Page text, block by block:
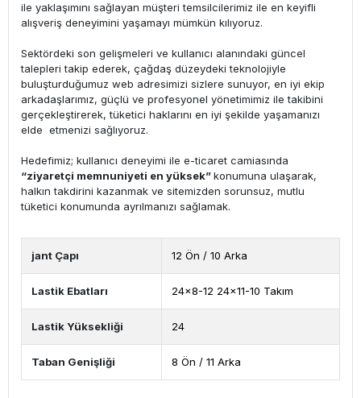
ile yaklaşımını sağlayan müşteri temsilcilerimiz ile en keyifli
alışveriş deneyimini yaşamayı mümkün kılıyoruz.
Sektördeki son gelişmeleri ve kullanıcı alanındaki güncel
talepleri takip ederek, çağdaş düzeydeki teknolojiyle
buluşturduğumuz web adresimizi sizlere sunuyor, en iyi ekip
arkadaşlarımız, güçlü ve profesyonel yönetimimiz ile takibini
gerçekleştirerek, tüketici haklarını en iyi şekilde yaşamanızı
elde etmenizi sağlıyoruz.
Hedefimiz; kullanıcı deneyimi ile e-ticaret camiasında
“ziyaretçi memnuniyeti en yüksek”konumuna ulaşarak,
halkın takdirini kazanmak ve sitemizden sorunsuz, mutlu
tüketici konumunda ayrılmanızı sağlamak.
jant Çapı 12 Ön / 10 Arka
Lastik Ebatları 24x8-12 24x11-10 Takım
Lastik Yüksekliği 24
Taban Genişliği 8 Ön / 11 Arka